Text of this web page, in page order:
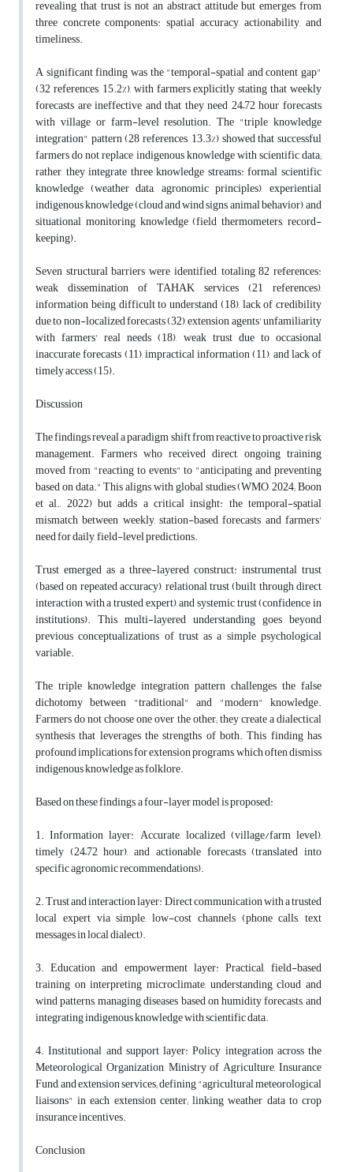
revealing that trust is not an abstract attitude but emerges from
three concrete components: spatial accuracy, actionability, and
timeliness.
A significant finding was the "temporal-spatial and content gap"
(32 references, 15.2%), with farmers explicitly stating that weekly
forecasts are ineffective and that they need 24–72 hour forecasts
with village or farm-level resolution. The "triple knowledge
integration" pattern (28 references, 13.3%) showed that successful
farmers do not replace indigenous knowledge with scientific data;
rather, they integrate three knowledge streams: formal scientific
knowledge (weather data, agronomic principles), experiential
indigenous knowledge (cloud and wind signs, animal behavior), and
situational monitoring knowledge (field thermometers, record-
keeping).
Seven structural barriers were identified, totaling 82 references:
weak dissemination of TAHAK services (21 references),
information being difficult to understand (18), lack of credibility
due to non-localized forecasts (32), extension agents' unfamiliarity
with farmers' real needs (18), weak trust due to occasional
inaccurate forecasts (11), impractical information (11), and lack of
timely access (15).
Discussion
The findings reveal a paradigm shift from reactive to proactive risk
management. Farmers who received direct, ongoing training
moved from "reacting to events" to "anticipating and preventing
based on data." This aligns with global studies (WMO, 2024; Boon
et al., 2022) but adds a critical insight: the temporal-spatial
mismatch between weekly, station-based forecasts and farmers'
need for daily, field-level predictions.
Trust emerged as a three-layered construct: instrumental trust
(based on repeated accuracy), relational trust (built through direct
interaction with a trusted expert), and systemic trust (confidence in
institutions). This multi-layered understanding goes beyond
previous conceptualizations of trust as a simple psychological
variable.
The triple knowledge integration pattern challenges the false
dichotomy between "traditional" and "modern" knowledge.
Farmers do not choose one over the other; they create a dialectical
synthesis that leverages the strengths of both. This finding has
profound implications for extension programs, which often dismiss
indigenous knowledge as folklore.
Based on these findings, a four-layer model is proposed:
1. Information layer: Accurate, localized (village/farm level),
timely (24–72 hour), and actionable forecasts (translated into
specific agronomic recommendations).
2. Trust and interaction layer: Direct communication with a trusted
local expert via simple, low-cost channels (phone calls, text
messages in local dialect).
3. Education and empowerment layer: Practical, field-based
training on interpreting microclimate, understanding cloud and
wind patterns, managing diseases based on humidity forecasts, and
integrating indigenous knowledge with scientific data.
4. Institutional and support layer: Policy integration across the
Meteorological Organization, Ministry of Agriculture, Insurance
Fund, and extension services; defining "agricultural meteorological
liaisons" in each extension center; linking weather data to crop
insurance incentives.
Conclusion